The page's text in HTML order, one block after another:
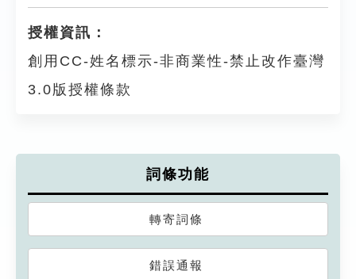
授權資訊：
創用CC-姓名標示-非商業性-禁止改作臺灣
3.0版授權條款
詞條功能
轉寄詞條
錯誤通報